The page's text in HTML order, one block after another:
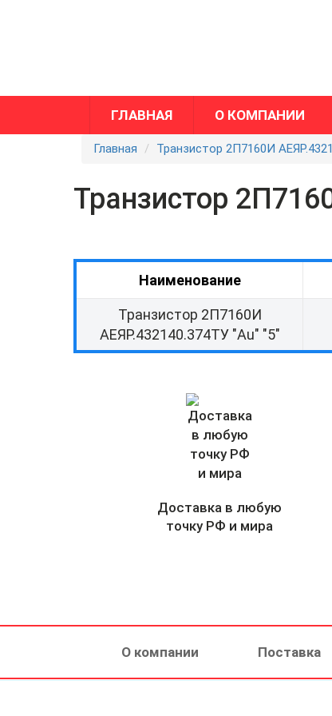
ГЛАВНАЯ О КОМПАНИИ
Главная Транзистор 2П7160И
Транзистор
Наименование
Транзистор 2П7160И
АЕЯР.432140.374ТУ "Au" "5"
Доставка в любую
точку РФ и мира
О компании Поставка